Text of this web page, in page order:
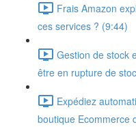
Frais Amazon
ces services ? (9:44)
Gestion de stock
être en rupture de
Expédiez
boutique Ecommerce